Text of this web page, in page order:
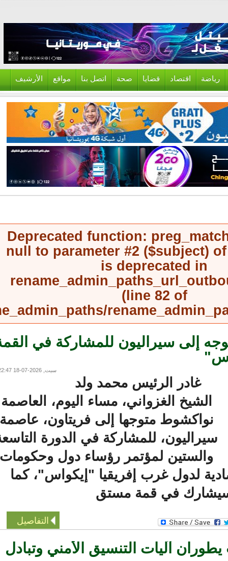
اقتصاد قضايا صحة اتصل بنا مواقع الأرشيف
Deprecated function:
null to parameter #2 ($subject)
is deprecated in
(line82of
إلى سيراليون للمشاركة في القمة
سبت, 2026-07-18 22:47
غادر الرئيس محمد ولد
الشيخ الغزواني، مساء اليوم، العاصمة
نواكشوط متوجها إلى فريتاون، عاصمة
للمشاركة في الدورة التاسعة
والستين لمؤتمر رؤساء دول وحكومات
لدول غرب إفريقيا "إيكواس"، كما
في قمة مستق
التفاصيل
آليات التنسيق الأمني وتبادل